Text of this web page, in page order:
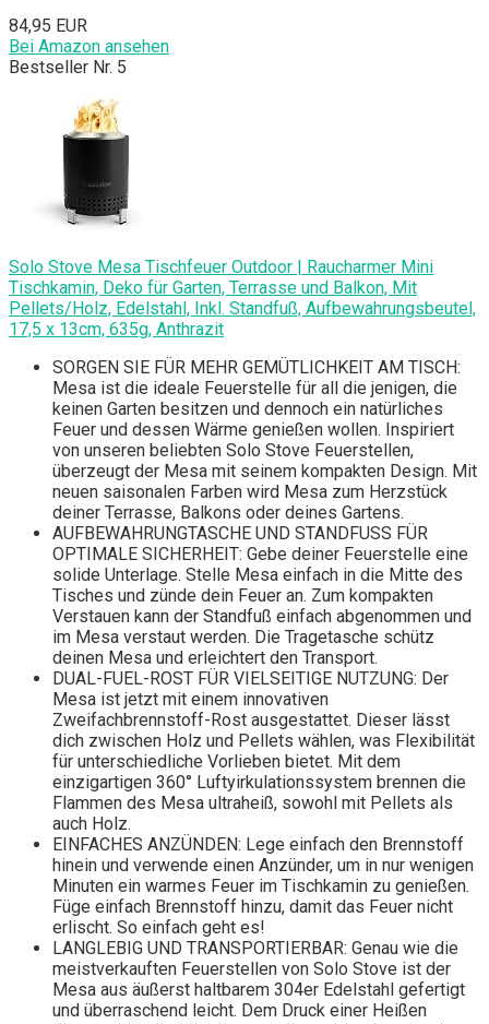
84,95 EUR
Bei Amazon ansehen
Bestseller Nr. 5
Solo Stove Mesa Tischfeuer Outdoor | Raucharmer Mini
Tischkamin, Deko für Garten, Terrasse und Balkon, Mit
Pellets/Holz, Edelstahl, Inkl. Standfuß, Aufbewahrungsbeutel,
17,5 x 13cm, 635g, Anthrazit
SORGEN SIE FÜR MEHR GEMÜTLICHKEIT AM TISCH:
Mesa ist die ideale Feuerstelle für all die jenigen, die
keinen Garten besitzen und dennoch ein natürliches
Feuer und dessen Wärme genießen wollen. Inspiriert
von unseren beliebten Solo Stove Feuerstellen,
überzeugt der Mesa mit seinem kompakten Design. Mit
neuen saisonalen Farben wird Mesa zum Herzstück
deiner Terrasse, Balkons oder deines Gartens.
AUFBEWAHRUNGTASCHE UND STANDFUSS FÜR
OPTIMALE SICHERHEIT: Gebe deiner Feuerstelle eine
solide Unterlage. Stelle Mesa einfach in die Mitte des
Tisches und zünde dein Feuer an. Zum kompakten
Verstauen kann der Standfuß einfach abgenommen und
im Mesa verstaut werden. Die Tragetasche schütz
deinen Mesa und erleichtert den Transport.
DUAL-FUEL-ROST FÜR VIELSEITIGE NUTZUNG: Der
Mesa ist jetzt mit einem innovativen
Zweifachbrennstoff-Rost ausgestattet. Dieser lässt
dich zwischen Holz und Pellets wählen, was Flexibilität
für unterschiedliche Vorlieben bietet. Mit dem
einzigartigen 360° Luftyirkulationssystem brennen die
Flammen des Mesa ultraheiß, sowohl mit Pellets als
auch Holz.
EINFACHES ANZÜNDEN: Lege einfach den Brennstoff
hinein und verwende einen Anzünder, um in nur wenigen
Minuten ein warmes Feuer im Tischkamin zu genießen.
Füge einfach Brennstoff hinzu, damit das Feuer nicht
erlischt. So einfach geht es!
LANGLEBIG UND TRANSPORTIERBAR: Genau wie die
meistverkauften Feuerstellen von Solo Stove ist der
Mesa aus äußerst haltbarem 304er Edelstahl gefertigt
und überraschend leicht. Dem Druck einer Heißen